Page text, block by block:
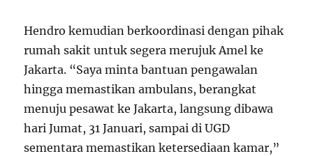
Hendro kemudian berkoordinasi dengan pihak
rumah sakit untuk segera merujuk Amel ke
Jakarta. “Saya minta bantuan pengawalan
hingga memastikan ambulans, berangkat
menuju pesawat ke Jakarta, langsung dibawa
hari Jumat, 31 Januari, sampai di UGD
sementara memastikan ketersediaan kamar,”